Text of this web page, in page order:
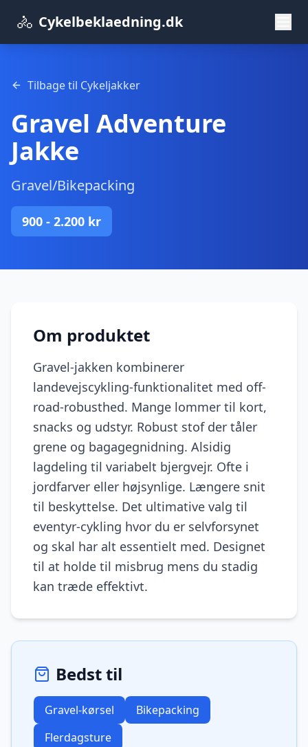
🚴 Cykelbeklaedning.dk
Tilbage til Cykeljakker
Gravel Adventure
Jakke
Gravel/Bikepacking
900 - 2.200 kr
Om produktet
Gravel-jakken kombinerer
landevejscykling-funktionalitet med off-
road-robusthed. Mange lommer til kort,
snacks og udstyr. Robust stof der tåler
grene og bagagegnidning. Alsidig
lagdeling til variabelt bjergvejr. Ofte i
jordfarver eller højsynlige. Længere snit
til beskyttelse. Det ultimative valg til
eventyr-cykling hvor du er selvforsynet
og skal har alt essentielt med. Designet
til at holde til misbrug mens du stadig
kan træde effektivt.
Bedst til
Gravel-kørsel
Bikepacking
Flerdagsture